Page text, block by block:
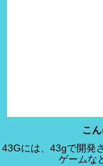
こ
43Gには、43gで開発
ゲームな